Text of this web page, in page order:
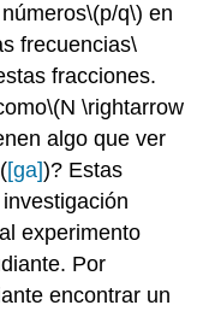
\(p/q\) en
frecuencias\
fracciones.
\(N \rightarrow
algo que ver
[ga])? Estas
experimento
Por
encontrar un